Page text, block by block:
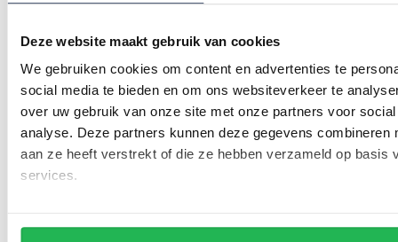
Deze website maakt gebruik van cookies
We gebruiken cookies om content en advertenties te
social media te bieden en om ons websiteverkeer te
over uw gebruik van onze site met onze partners voor
analyse. Deze partners kunnen deze gegevens combineren
aan ze heeft verstrekt of die ze hebben verzameld op basis
services.
Ledûb overhemden in
verschillende materialen
Onze collectie Ledûb overhemden bestaat uit meer dan 600 stijlen.
De keuze is dus reuze! Wij nemen u graag even mee langs de